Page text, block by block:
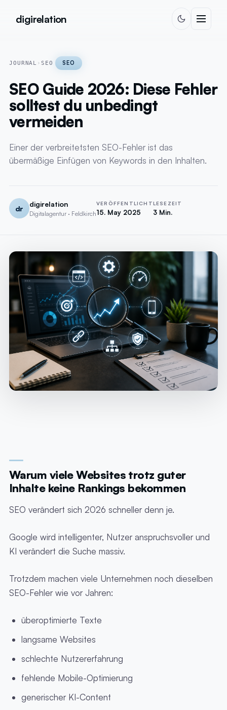
digirelation
JOURNAL ›SEO SEO
SEO Guide 2026: Diese Fehler
solltest du unbedingt
vermeiden
Einer der verbreitetsten SEO-Fehler ist das
übermäßige Einfügen von Keywords in den Inhalten.
dr
digirelation
Digitalagentur · Feldkirch
VERÖFFENTLICHT
15. May 2025
LESEZEIT
3 Min.
Warum viele Websites trotz guter
Inhalte keine Rankings bekommen
SEO verändert sich 2026 schneller denn je.
Google wird intelligenter, Nutzer anspruchsvoller und
KI verändert die Suche massiv.
Trotzdem machen viele Unternehmen noch dieselben
SEO-Fehler wie vor Jahren:
überoptimierte Texte
langsame Websites
schlechte Nutzererfahrung
fehlende Mobile-Optimierung
generischer KI-Content